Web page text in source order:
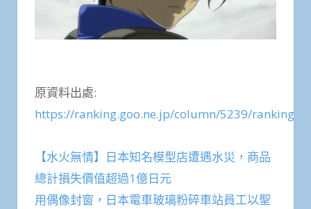
原資料出處:
https://ranking.goo.ne.jp/column/5239/ranking/
【水火無情】日本知名模型店遭遇水災，商品
總計損失價值超過1億日元
用偶像封窗，日本電車玻璃粉碎車站員工以聖